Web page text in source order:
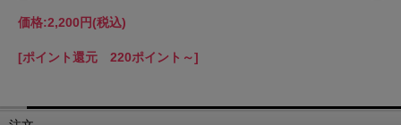
価格:2,200円(税込)
[ポイント還元 220ポイント～]